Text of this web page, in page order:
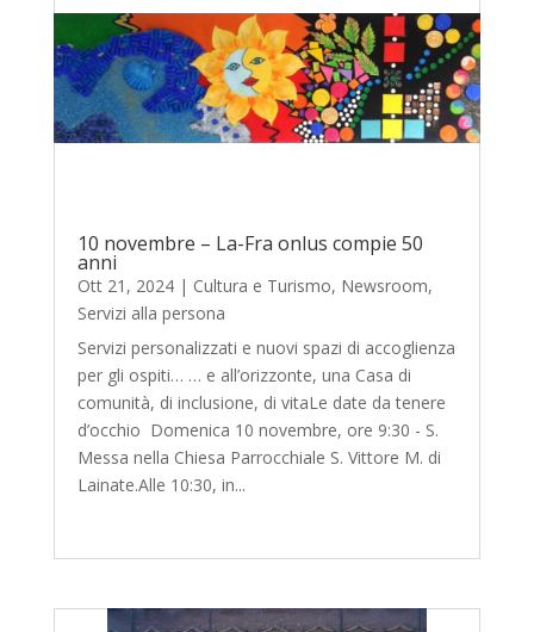
10 novembre – La-Fra onlus compie 50
anni
Ott 21, 2024| Cultura e Turismo, Newsroom,
Servizi alla persona
Servizi personalizzati e nuovi spazi di accoglienza
per gli ospiti… … e all’orizzonte, una Casa di
comunità, di inclusione, di vitaLe date da tenere
d’occhio Domenica 10 novembre, ore 9:30 - S.
Messa nella Chiesa Parrocchiale S. Vittore M. di
Lainate.Alle 10:30, in...